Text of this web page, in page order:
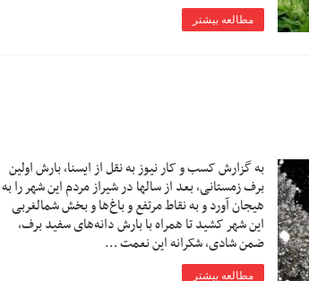
مطالعه بیشتر
به گزارش کسب و کار نیوز به نقل از ایسنا, بارش اولین
برف زمستانی، بعد از سالها در شیراز مردم این شهر را به
هیجان آورد و به نقاط مرتفع و باغ‌ها و بخش شمالغربی
این شهر کشید تا همراه با بارش دانه‌های سفید برف،
ضمن شادی، شکرانه این نعمت …
مطالعه بیشتر